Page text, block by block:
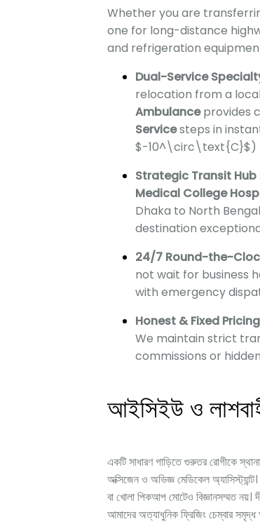
Whether you are
one for long-distance
and refrigeration
Dual-Service
relocation from a
Ambulanceprovides
Servicesteps in
$-10^\circ\text{C}$)
Strategic Transit
Medical College
Dhaka to North
destination
24/7 Round-the-
not wait for business
with emergency
Honest & Fixed
We maintain strict
commissions or
আইসিইউ ও
একটি সাধারণ গাড়িতে গুরুতর রোগীকে
অক্সিজেন ও অভিজ্ঞ মেডিকেল
বা খোলা পিকআপ মোটেও বিজ্ঞানসম্মত নয়।
আমাদের অত্যাধুনিক ফ্রিজিং চেম্বার